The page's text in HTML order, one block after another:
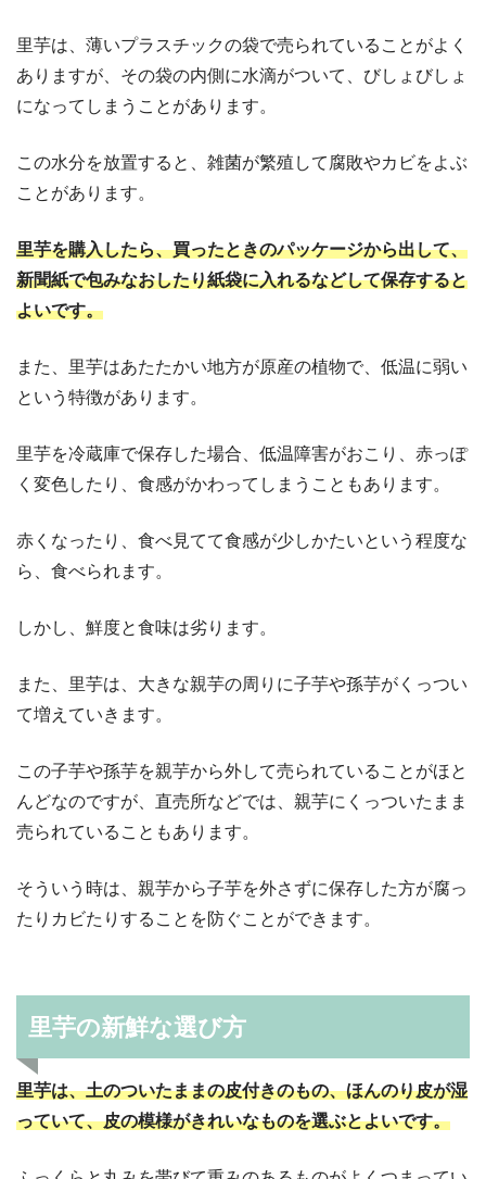
里芋は、薄いプラスチックの袋で売られていることがよく
ありますが、その袋の内側に水滴がついて、びしょびしょ
になってしまうことがあります。
この水分を放置すると、雑菌が繁殖して腐敗やカビをよぶ
ことがあります。
里芋を購入したら、買ったときのパッケージから出して、
新聞紙で包みなおしたり紙袋に入れるなどして保存すると
よいです。
また、里芋はあたたかい地方が原産の植物で、低温に弱い
という特徴があります。
里芋を冷蔵庫で保存した場合、低温障害がおこり、赤っぽ
く変色したり、食感がかわってしまうこともあります。
赤くなったり、食べ見てて食感が少しかたいという程度な
ら、食べられます。
しかし、鮮度と食味は劣ります。
また、里芋は、大きな親芋の周りに子芋や孫芋がくっつい
て増えていきます。
この子芋や孫芋を親芋から外して売られていることがほと
んどなのですが、直売所などでは、親芋にくっついたまま
売られていることもあります。
そういう時は、親芋から子芋を外さずに保存した方が腐っ
たりカビたりすることを防ぐことができます。
里芋の新鮮な選び方
里芋は、土のついたままの皮付きのもの、ほんのり皮が湿
っていて、皮の模様がきれいなものを選ぶとよいです。